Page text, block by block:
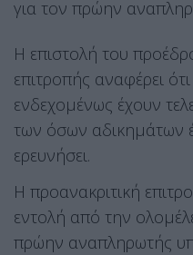
για τον πρώην
Η επιστολή του
επιτροπής αναφέρει
ενδεχομένως έχουν
των όσων αδικημάτων
ερευνήσει.
Η προανακριτική
εντολή από την
πρώην αναπληρωτής